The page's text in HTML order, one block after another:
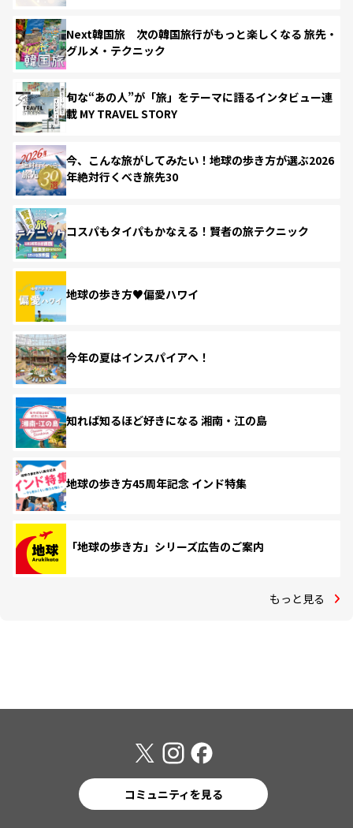
Next韓国旅 次の韓国旅行がもっと楽しくなる 旅先・
グルメ・テクニック
旬な“あの人”が「旅」をテーマに語るインタビュー連
載 MY TRAVEL STORY
今、こんな旅がしてみたい！地球の歩き方が選ぶ2026
年絶対行くべき旅先30
コスパもタイパもかなえる！賢者の旅テクニック
地球の歩き方♥偏愛ハワイ
今年の夏はインスパイアへ！
知れば知るほど好きになる 湘南・江の島
地球の歩き方45周年記念 インド特集
「地球の歩き方」シリーズ広告のご案内
もっと見る
コミュニティを見る